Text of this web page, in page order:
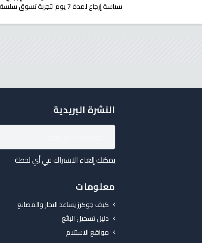
سياسة إرجاع لمدة 7 يوم لتجربة تسوق سلسة. تطبق الشروط والأحكام
النشرة البريدية
يمكنك إلغاء الاشتراك في أي لحظة
معلومات
كيف جوكرز يساعد التجار والمصانع
دليل تسجيل البائع
مواقع الاستلام